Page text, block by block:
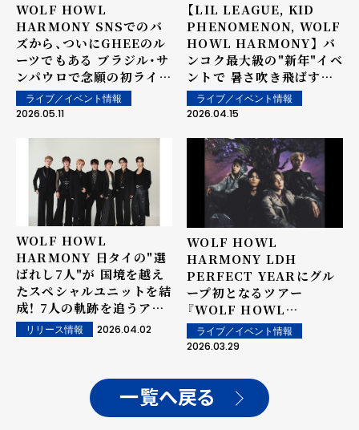
WOLF HOWL
HARMONY SNSでのバ
ズから、ついにGHEEのル
ーツでもある ブラジル・サ
ンパウロで念願の初ライブ
へ！ 7月に行われる南米最
大級のアジアポップカルチ
ライブ／イベント情報
2026.05.11
【LIL LEAGUE, KID
PHENOMENON, WOLF
HOWL HARMONY】 バ
ンコク最大級の"新年"イベ
ントで 暑さ吹き飛ばす圧
倒的パフォーマンス！！
NEO EXILE3組が
に出演！
ライブ／イベント情報
2026.04.15
WOLF HOWL
HARMONY 日タイの"選
ばれし7人"が 国境を越え
たスペシャルユニットを結
成！ 7人の軌跡を追うアー
ティスト・ドキュメンタリ
ー番組 「CLOUD
G&LDH」が5月より配信
リリース情報 2026.04.02
WOLF HOWL
HARMONY LDH
PERFECT YEARにグル
ープ初となるツアー
『WOLF HOWL
HARMONY LIVE
TOUR 2026 "tera
市を巡るツアーの全貌が明
らかに！
ライブ／イベント情報
2026.03.29
一覧へ戻る